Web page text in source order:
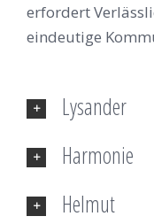
erfordert
eindeutige
Lysander
Harmonie
Helmut